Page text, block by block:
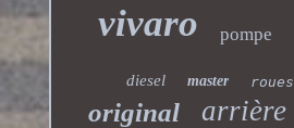
vivaro pompe
diesel master roues
original arrière